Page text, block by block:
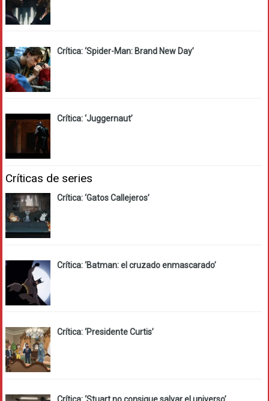
Crítica: ‘Spider-Man: Brand New Day’
Crítica: ‘Juggernaut’
Críticas de series
Crítica: ‘Gatos Callejeros’
Crítica: ‘Batman: el cruzado enmascarado’
Crítica: ‘Presidente Curtis’